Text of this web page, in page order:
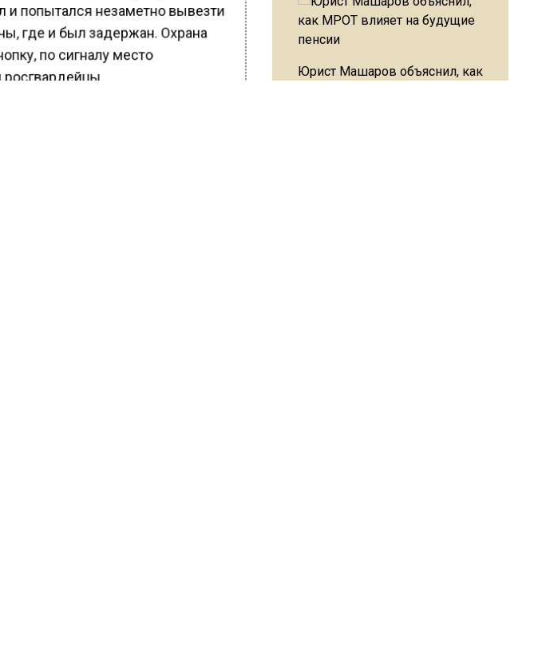
и попытался незаметно вывезти
где и был задержан. Охрана
по сигналу место
Юрист Машаров объяснил, как